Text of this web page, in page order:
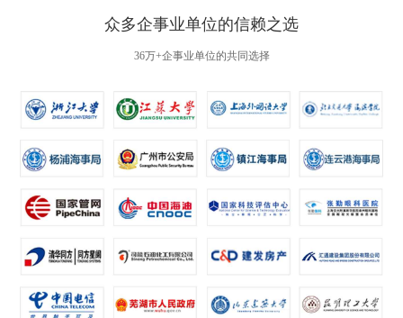
众多企事业单位的信赖之选
36万+企事业单位的共同选择